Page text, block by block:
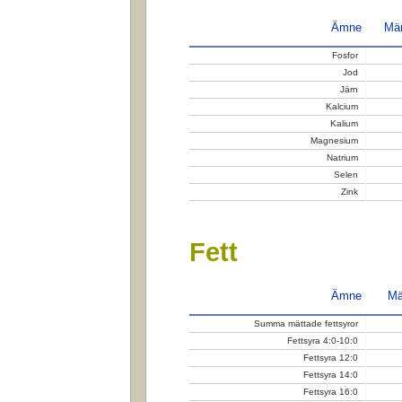
Ämne
Fosfor
Jod
Järn
Kalcium
Kalium
Magnesium
Natrium
Selen
Zink
Fett
Ämne
Summa mättade fettsyror
Fettsyra 4:0-10:0
Fettsyra 12:0
Fettsyra 14:0
Fettsyra 16:0